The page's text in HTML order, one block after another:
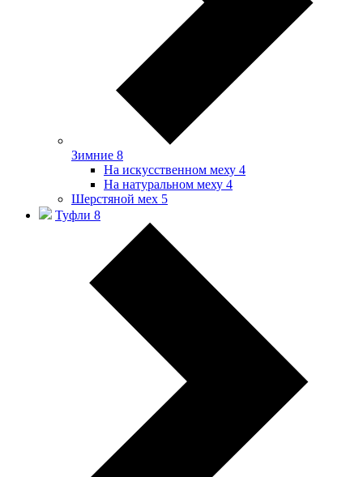
Зимние 8
На искусственном меху 4
На натуральном меху 4
Шерстяной мех 5
Туфли 8